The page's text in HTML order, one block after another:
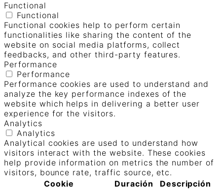
Functional
Functional
Functional cookies help to perform certain
functionalities like sharing the content of the
website on social media platforms, collect
feedbacks, and other third-party features.
Performance
Performance
Performance cookies are used to understand and
analyze the key performance indexes of the
website which helps in delivering a better user
experience for the visitors.
Analytics
Analytics
Analytical cookies are used to understand how
visitors interact with the website. These cookies
help provide information on metrics the number of
visitors, bounce rate, traffic source, etc.
Cookie
Duración Descripción